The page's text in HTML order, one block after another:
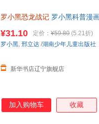
得主，中国古生物学会科普工
20种恐龙的100+知识，兼具专
进恐龙世界，与这些史前巨兽
罗小黑恐龙战记 罗小黑科普漫
¥31.10 定价： ¥59.80 (5.21折)
新华书店辽宁旗舰店
罗小黑, 邢立达 /湖南少年儿童出版社
加入购物车 收藏